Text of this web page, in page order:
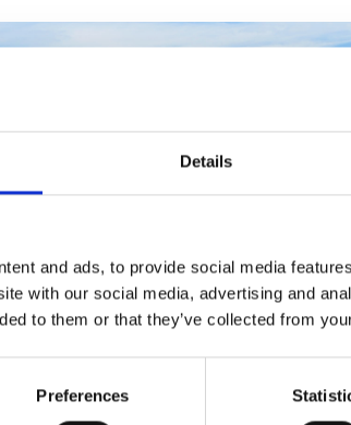
Details
and ads, to provide social media
with our social media, advertising and
to them or that they’ve collected from
Preferences